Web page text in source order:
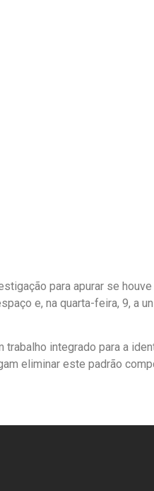
para apurar se
e, na quarta-feira, 9, a
integrado para a
eliminar este padrão